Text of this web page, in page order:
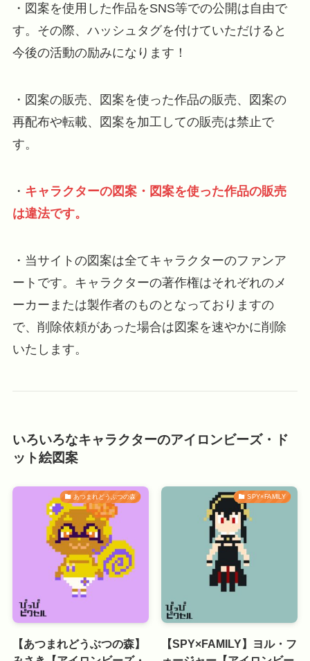
・図案を使用した作品をSNS等での公開は自由で
す。その際、ハッシュタグを付けていただけると
今後の活動の励みになります！
・図案の販売、図案を使った作品の販売、図案の
再配布や転載、図案を加工しての販売は禁止で
す。
・ キャラクターの図案・図案を使った作品の販売
は違法です。
・当サイトの図案は全てキャラクターのファンア
ートです。キャラクターの著作権はそれぞれのメ
ーカーまたは製作者のものとなっておりますの
で、削除依頼があった場合は図案を速やかに削除
いたします。
いろいろなキャラクターのアイロンビーズ・ド
ット絵図案
あつまれどうぶつの森
【あつまれどうぶつの森】
SPY×FAMILY
【SPY×FAMILY】ヨル・フ